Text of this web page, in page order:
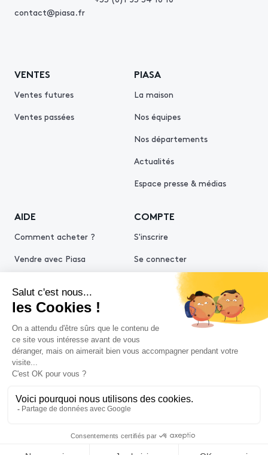
contact@piasa.fr
VENTES
Ventes futures
Ventes passées
PIASA
La maison
Nos équipes
Nos départements
Actualités
Espace presse & médias
AIDE
Comment acheter ?
Vendre avec Piasa
COMPTE
S'inscrire
Se connecter
Politiques de confidentialitéPolitique cookies
Conditions générales d'utilisation